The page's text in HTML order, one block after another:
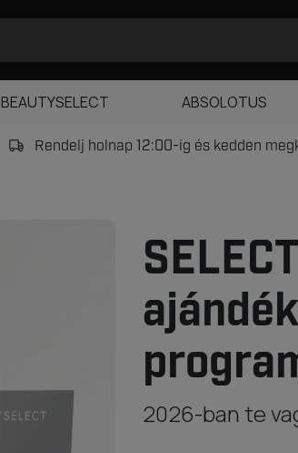
Rendelj holnap 12:00-ig és kedden
2026-ban te
BEAUTYSELECT ABSOLOTUS